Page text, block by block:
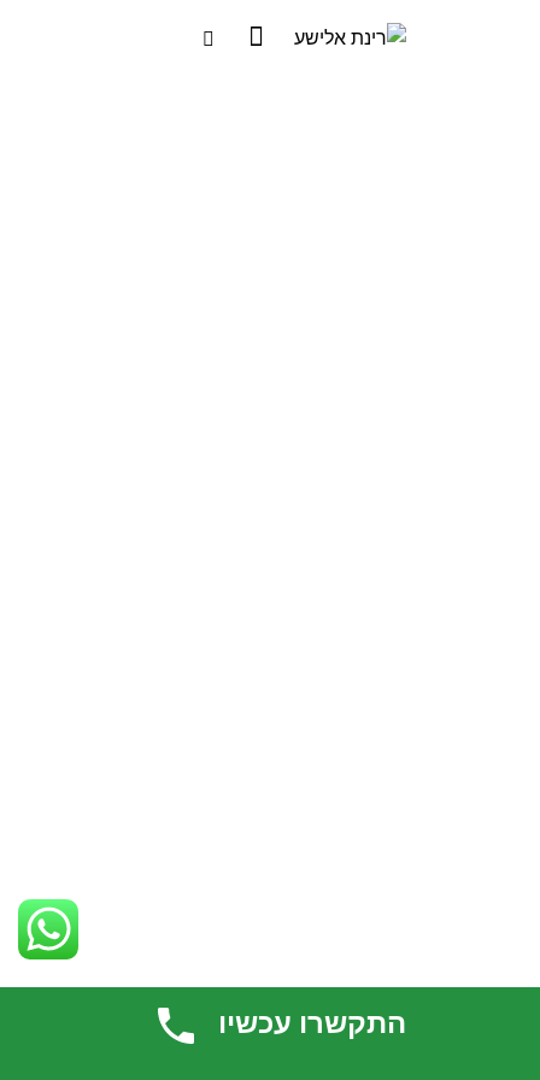
התקשרו עכשיו